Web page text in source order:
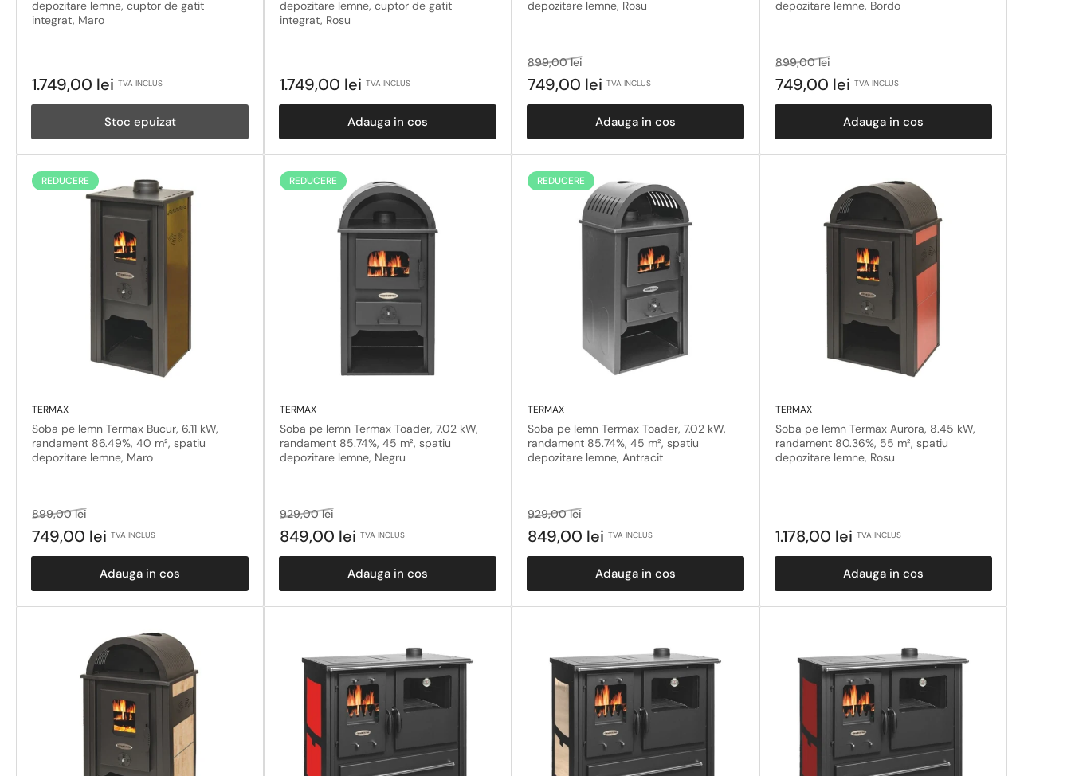
depozitare lemne, cuptor de gatit
integrat, Maro
Pret
1.749,00 lei TVA INCLUS
Stoc epuizat
depozitare lemne, cuptor de gatit
integrat, Rosu
Pret
1.749,00 lei TVA INCLUS
Adauga in cos
depozitare lemne, Rosu
Pret
obisnuit
899,00 leiPret
la
749,00 lei TVA INCLUS
Adauga in cos
depozitare lemne, Bordo
Pret
obisnuit
899,00 leiPret
la
749,00 lei TVA INCLUS
Adauga in cos
REDUCERE
TERMAX
Soba pe lemn Termax Bucur, 6.11 kW,
randament 86.49%, 40 m², spatiu
depozitare lemne, Maro
Pret
obisnuit
899,00 leiPret
la
749,00 lei TVA INCLUS
Adauga in cos
REDUCERE
TERMAX
Soba pe lemn Termax Toader, 7.02 kW,
randament 85.74%, 45 m², spatiu
depozitare lemne, Negru
Pret
obisnuit
929,00 leiPret
la
849,00 lei TVA INCLUS
Adauga in cos
REDUCERE
TERMAX
Soba pe lemn Termax Toader, 7.02 kW,
randament 85.74%, 45 m², spatiu
depozitare lemne, Antracit
Pret
obisnuit
929,00 leiPret
la
849,00 lei TVA INCLUS
Adauga in cos
TERMAX
Soba pe lemn Termax Aurora, 8.45 kW,
randament 80.36%, 55 m², spatiu
depozitare lemne, Rosu
Pret
1.178,00 lei TVA INCLUS
Adauga in cos